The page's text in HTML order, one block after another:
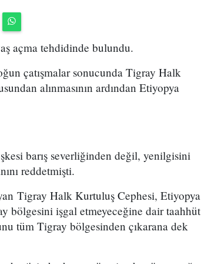
açma tehdidinde bulundu.
çatışmalar sonucunda Tigray Halk
alınmasının ardından Etiyopya
barış severliğinden değil, yenilgisini
reddetmişti.
Tigray Halk Kurtuluş Cephesi, Etiyopya
bölgesini işgal etmeyeceğine dair taahhüt
tüm Tigray bölgesinden çıkarana dek